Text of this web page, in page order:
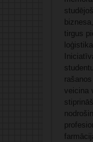
tirgus
veicina